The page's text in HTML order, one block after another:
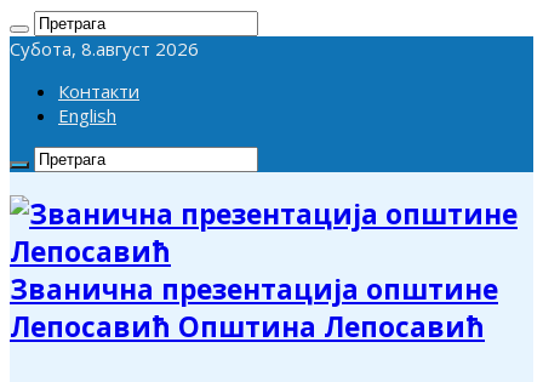
Субота, 8.август 2026
Контакти
English
Званична презентација општине
Лепосавић Општина Лепосавић